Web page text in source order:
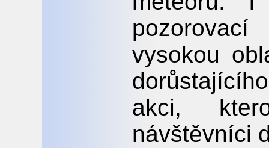
vysokou
akci,
návštěvníci